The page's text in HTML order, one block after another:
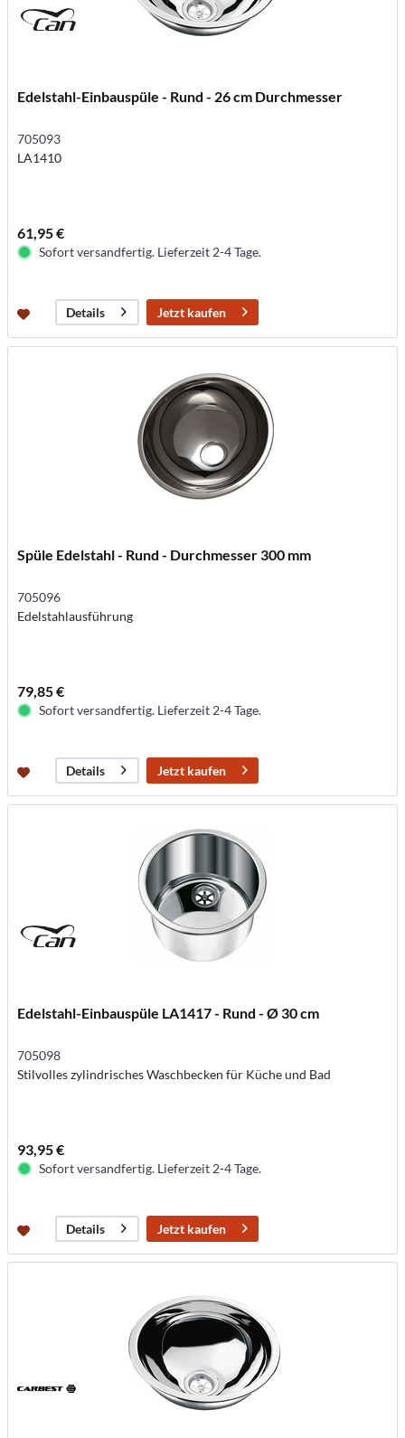
Edelstahl-Einbauspüle - Rund - 26 cm Durchmesser
705093
LA1410
61,95 €
Sofort versandfertig. Lieferzeit 2-4 Tage.
Details Jetzt kaufen
Spüle Edelstahl - Rund - Durchmesser 300 mm
705096
Edelstahlausführung
79,85 €
Sofort versandfertig. Lieferzeit 2-4 Tage.
Details Jetzt kaufen
Edelstahl-Einbauspüle LA1417 - Rund - Ø 30 cm
705098
Stilvolles zylindrisches Waschbecken für Küche und Bad
93,95 €
Sofort versandfertig. Lieferzeit 2-4 Tage.
Details Jetzt kaufen